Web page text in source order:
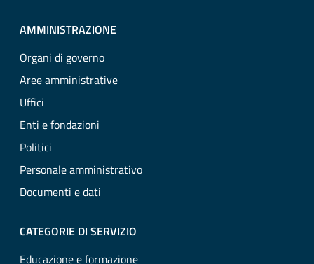
AMMINISTRAZIONE
Organi di governo
Aree amministrative
Uffici
Enti e fondazioni
Politici
Personale amministrativo
Documenti e dati
CATEGORIE DI SERVIZIO
Educazione e formazione